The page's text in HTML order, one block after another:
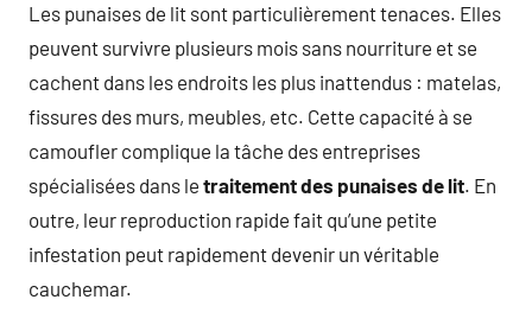
Les punaises de lit sont particulièrement tenaces. Elles
peuvent survivre plusieurs mois sans nourriture et se
cachent dans les endroits les plus inattendus : matelas,
fissures des murs, meubles, etc. Cette capacité à se
camoufler complique la tâche des entreprises
spécialisées dans le traitement des punaises de lit. En
outre, leur reproduction rapide fait qu’une petite
infestation peut rapidement devenir un véritable
cauchemar.